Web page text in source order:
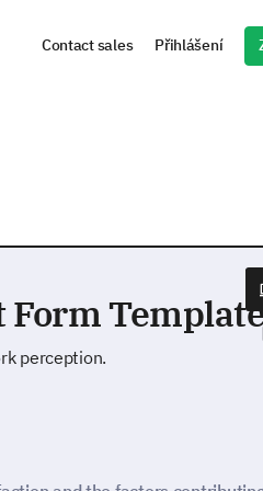
Contact sales Přihlášení
perception.